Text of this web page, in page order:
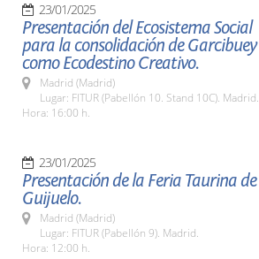
23/01/2025
Presentación del Ecosistema Social
para la consolidación de Garcibuey
como Ecodestino Creativo.
Madrid (Madrid)
Lugar: FITUR (Pabellón 10. Stand 10C). Madrid.
Hora: 16:00 h.
23/01/2025
Presentación de la Feria Taurina de
Guijuelo.
Madrid (Madrid)
Lugar: FITUR (Pabellón 9). Madrid.
Hora: 12:00 h.